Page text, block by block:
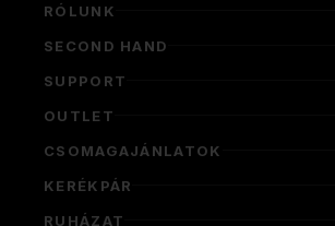
RÓLUNK
SECOND HAND
SUPPORT
OUTLET
CSOMAGAJÁNLATOK
KERÉKPÁR
RUHÁZAT